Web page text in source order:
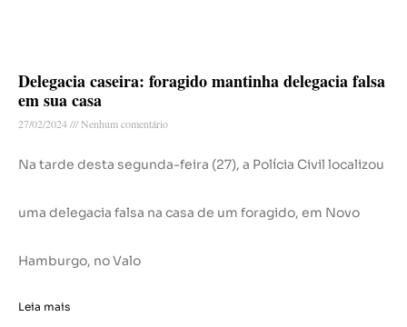
Delegacia caseira: foragido mantinha delegacia falsa
em sua casa
27/02/2024 Nenhum comentário
Na tarde desta segunda-feira (27), a Polícia Civil localizou
uma delegacia falsa na casa de um foragido, em Novo
Hamburgo, no Valo
Leia mais